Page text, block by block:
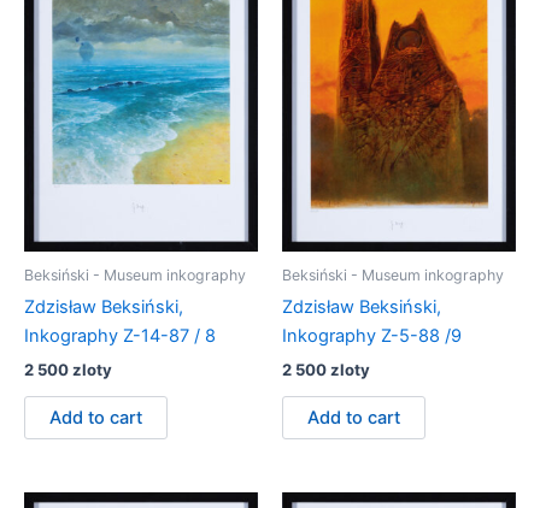
Beksiński - Museum inkography
Zdzisław Beksiński,
Inkography Z-14-87 / 8
2 500zloty
Add to cart
Beksiński - Museum inkography
Zdzisław Beksiński,
Inkography Z-5-88 /9
2 500zloty
Add to cart